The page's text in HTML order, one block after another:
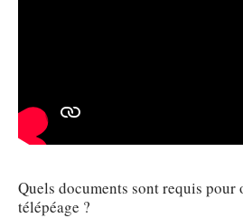
Quels documents sont requis pour
télépéage ?